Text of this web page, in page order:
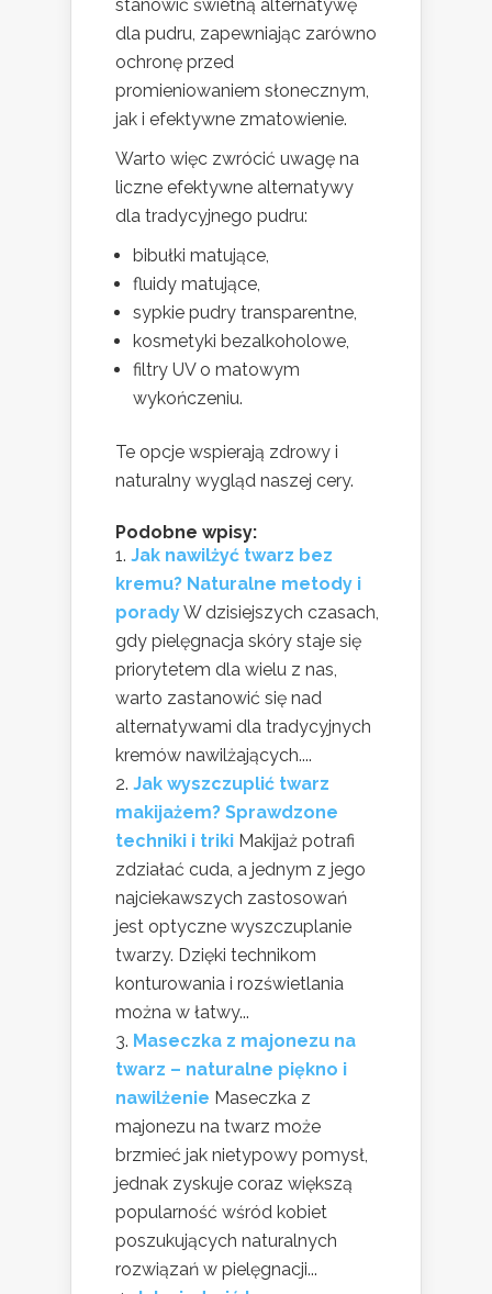
stanowić świetną alternatywę
dla pudru, zapewniając zarówno
ochronę przed
promieniowaniem słonecznym,
jak i efektywne zmatowienie.
Warto więc zwrócić uwagę na
liczne efektywne alternatywy
dla tradycyjnego pudru:
bibułki matujące,
fluidy matujące,
sypkie pudry transparentne,
kosmetyki bezalkoholowe,
filtry UV o matowym
wykończeniu.
Te opcje wspierają zdrowy i
naturalny wygląd naszej cery.
Podobne wpisy:
Jak nawilżyć twarz bez
kremu? Naturalne metody i
poradyW dzisiejszych czasach,
gdy pielęgnacja skóry staje się
priorytetem dla wielu z nas,
warto zastanowić się nad
alternatywami dla tradycyjnych
kremów nawilżających....
Jak wyszczuplić twarz
makijażem? Sprawdzone
techniki i triki Makijaż potrafi
zdziałać cuda, a jednym z jego
najciekawszych zastosowań
jest optyczne wyszczuplanie
twarzy. Dzięki technikom
konturowania i rozświetlania
można w łatwy...
Maseczka z majonezu na
twarz – naturalne piękno i
nawilżenie Maseczka z
majonezu na twarz może
brzmieć jak nietypowy pomysł,
jednak zyskuje coraz większą
popularność wśród kobiet
poszukujących naturalnych
rozwiązań w pielęgnacji...